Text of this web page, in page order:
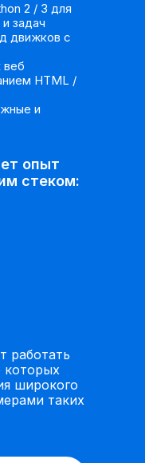
работать
которых
широкого
таких
опыт
стеком:
2 / 3 для
задач
движков с
HTML /
и